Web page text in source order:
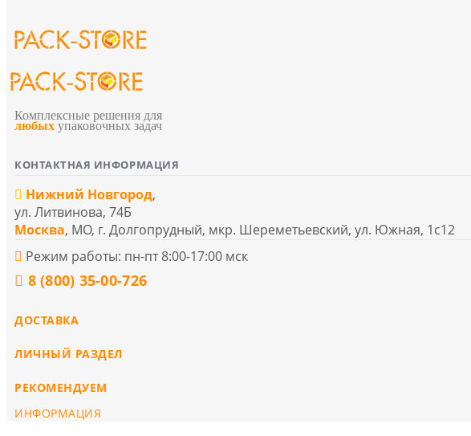
Комплексные решения для
любых упаковочных задач
КОНТАКТНАЯ ИНФОРМАЦИЯ
Нижний Новгород,
ул. Литвинова, 74Б
Москва, МО, г. Долгопрудный, мкр. Шереметьевский, ул. Южная, 1с12
Режим работы: пн-пт 8:00-17:00 мск
8 (800) 35-00-726
ДОСТАВКА
ЛИЧНЫЙ РАЗДЕЛ
РЕКОМЕНДУЕМ
ИНФОРМАЦИЯ